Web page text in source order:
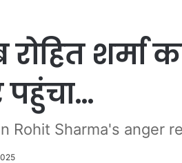
शर्मा
Rohit Sharma's anger